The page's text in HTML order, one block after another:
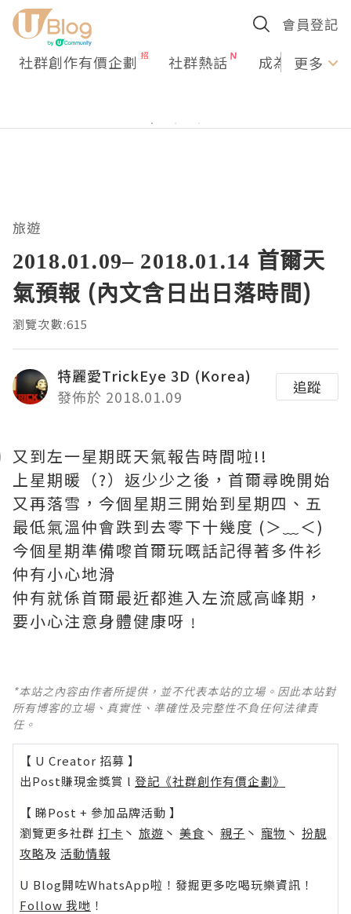
會員登記
社群創作有價企劃 社群熱話 成為U更多
旅遊
2018.01.09– 2018.01.14 首爾天
氣預報 (內文含日出日落時間)
瀏覽次數:615
特麗愛TrickEye 3D (Korea)
發佈於 2018.01.09
追蹤
又到左一星期既天氣報告時間啦!!
上星期暖（?）返少少之後，首爾尋晚開始
又再落雪，今個星期三開始到星期四、五
最低氣溫仲會跌到去零下十幾度 (＞﹏＜)
今個星期準備嚟首爾玩嘅話記得著多件衫
仲有小心地滑
仲有就係首爾最近都進入左流感高峰期，
要小心注意身體健康呀﹗
*本站之內容由作者所提供，並不代表本站的立場。因此本站對
所有博客的立場、真實性、準確性及完整性不負任何法律責
任。
【 U Creator 招募 】
出Post賺現金獎賞 l 登記《社群創作有價企劃》
【 睇Post + 參加品牌活動 】
瀏覽更多社群 打卡 丶 旅遊 丶 美食 丶 親子 丶 寵物 丶 扮靚
攻略及 活動情報
U Blog開咗WhatsApp啦！發掘更多吃喝玩樂資訊！
Follow 我哋 ！